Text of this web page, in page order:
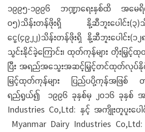
၁၉၉၅-၁၉၉၆ ဘဏ္ဍာရေးနှစ်ထိ အမေ
၀၅)သိန်းတန်ဖိုးရှိ နို့ဆီဘူးပေါင်း(၃)
ငွေ(၄၉၂၂)သိန်းတန်ဖိုးရှိ နို့ဆီဘူးပေါင်း(
သွင်းနိုင်ခဲ့ကြောင်း၊ ထုတ်ကုန်များ တိုးမြှ
ပြီး အရည်အသွေးအဆင့်မြှင့်တင်ထုတ်လုပ်
မြင့်ထုတ်ကုန်များ ပြည်ပပို့ကုန်အဖြစ် တ
ရည်ရွယ်၍ ၁၉၉၆ ခုနှစ်မှ ၂၀၁၆ ခုနှစ် အ
Industries Co,Ltd: နှင့် အကျိုးတူပူးပေါ
Myanmar Dairy Industries